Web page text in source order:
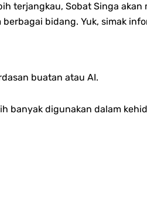
terjangkau, Sobat Singa akan
bidang. Yuk, simak
buatan atau AI.
banyak digunakan dalam